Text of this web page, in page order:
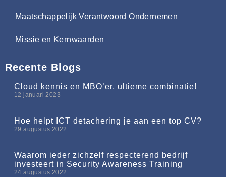
Maatschappelijk Verantwoord Ondernemen
Missie en Kernwaarden
Recente Blogs
Cloud kennis en MBO’er, ultieme combinatie!
12 januari 2023
Hoe helpt ICT detachering je aan een top CV?
29 augustus 2022
Waarom ieder zichzelf respecterend bedrijf
investeert in Security Awareness Training
24 augustus 2022